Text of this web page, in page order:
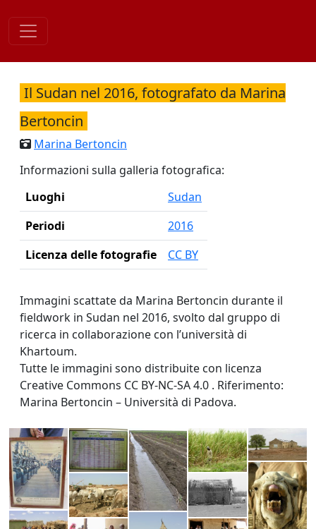
content
Il Sudan nel 2016, fotografato da Marina
Bertoncin
Marina Bertoncin
Informazioni sulla galleria fotografica:
Luoghi
Sudan
Periodi
2016
Licenza delle fotografie
CC BY
Immagini scattate da Marina Bertoncin durante il
fieldwork in Sudan nel 2016, svolto dal gruppo di
ricerca in collaborazione con l’università di
Khartoum.
Tutte le immagini sono distribuite con licenza
Creative Commons CC BY-NC-SA 4.0 . Riferimento:
Marina Bertoncin – Università di Padova.